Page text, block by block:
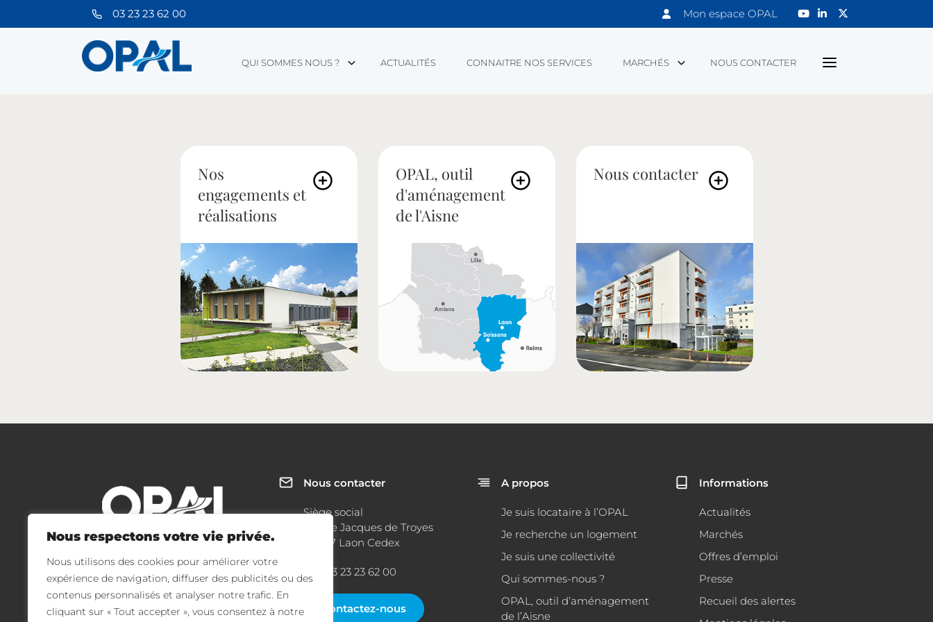
Nous respectons votre vie privée.
Nous utilisons des cookies pour améliorer votre
expérience de navigation, diffuser des publicités ou des
contenus personnalisés et analyser notre trafic. En
cliquant sur « Tout accepter », vous consentez à notre
03 23 23 62 00 Mon espace OPAL
QUI SOMMES NOUS ? ACTUALITÉS CONNAITRE NOS SERVICES MARCHÉS NOUS CONTACTER
Nos
engagements et
réalisations
OPAL, outil
d'aménagement
de l'Aisne
Nous contacter
Nous contacter
Siège social
1 place Jacques de Troyes
02007 Laon Cedex
Tél : 03 23 23 62 00
Contactez-nous
A propos
Je suis locataire à l’OPAL
Je recherche un logement
Je suis une collectivité
Qui sommes-nous ?
OPAL, outil d’aménagement
de l’Aisne
Informations
Actualités
Marchés
Offres d’emploi
Presse
Recueil des alertes